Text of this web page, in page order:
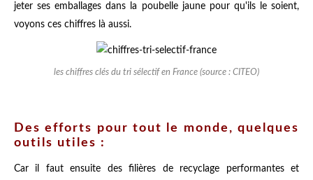
jeter ses emballages dans la poubelle jaune pour qu'ils le soient,
voyons ces chiffres là aussi.
les chiffres clés du tri sélectif en France (source : CITEO)
Des efforts pour tout le monde, quelques
outils utiles :
Car il faut ensuite des filières de recyclage performantes et